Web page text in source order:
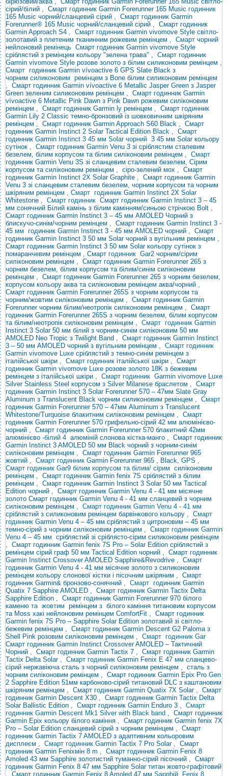
сірий/білий , Смарт годинник Garmin Forerunner 165 Music годинник
165 Music чорний/сланцевий сірий , Смарт годинник Garmin
Forerunner® 165 Music чорний/сланцевий сірий , Смарт годинник
Garmin Approach S4 , Смарт годинник Garmin vivomove Style світло-
золотавий з плетеним тканинним рожевим ремінцем , Смарт чорний
нейлоновий ремінець Смарт годинник Garmin vivomove Style
сріблястий з ремінцем кольору "зелена трава" , Смарт годинник
Garmin vivomove Style розове золото з білим силиконовим ремінцем ,
Смарт годинник Garmin vívoactive 6 GPS Slate Black з
чорним силиконовим ремінцем з Bone білим силиконовим ремінцем
, Смарт годинник Garmin vívoactive 6 Metallic Jasper Green з Jasper
Green зеленим силиконовим ремінцем , Смарт годинник Garmin
vívoactive 6 Metallic Pink Dawn з Pink Dawn рожевим силіконовим
ремінцем , Смарт годинник Garmin ly ремінцем , Смарт годинник
Garmin Lily 2 Classic темно-бронзовий із шовковичним шкіряним
ремінцем , Смарт годинник Garmin Approach S60 Black , Смарт
годинник Garmin Instinct 2 Solar Tactical Edition Black , Смарт
годинник Garmin Instinct 3 45 мм Solar чорний 3 45 мм Solar кольору
сутінок , Смарт годинник Garmin Venu 3 зі сріблястим сталевим
безелем, білим корпусом та білим силіконовим ремінцем , Смарт
годинник Garmin Venu 3S зі сланцевим сталевим безелем, Сірим
корпусом та силіконовим ремінцем , сіро-зелений мох , Смарт
годинник Garmin Instinct 2X Solar Graphite , Смарт годинник Garmin
Venu 3 зі сланцевим сталевим безелем, чорним корпусом та чорним
шкіряним ремінцем , Смарт годинник Garmin Instinct 2X Solar
Whitestone , Смарт годинник Смарт годинник Garmin Instinct 3 – 45
мм сонячний Білий камінь з білим камінням/синьою стрічкою Bolt ,
Смарт годинник Garmin Instinct 3 – 45 мм AMOLED Чорний з
блискучо-синім/чорним ремінцем , Смарт годинник Garmin Instinct 3 -
45 мм годинник Garmin Instinct 3 - 45 мм AMOLED чорний , Смарт
годинник Garmin Instinct 3 50 мм Solar чорний з вугільним ремінцем ,
Смарт годинник Garmin Instinct 3 50 мм Solar кольору сутінок з
помаранчевим ремінцем , Смарт годинник Gar2 чорним/сірим
силіконовим ремінцем , Смарт годинник Garmin Forerunner 265 з
чорним безелем, білим корпусом та білим/синім силіконовим
ремінцем , Смарт годинник Garmin Forerunner 265 з чорним безелем,
корпусом кольору аква та силіконовим ремінцем аква/чорний ,
Смарт годинник Garmin Forerunner 265S з чорним корпусом та
чорним/жовтим силіконовим ремінцем , Смарт годинник Garmin
Forerunner чорним білим/неотропік силіконовим ремінцем , Смарт
годинник Garmin Forerunner 265S з чорним безелем, білим корпусом
та білим/неотропік силіконовим ремінцем , Смарт годинник Garmin
Instinct 3 Solar 50 мм білий з чорним-синім силіконовим 50 мм
AMOLED Neo Tropic з Twilight Band , Смарт годинник Garmin Instinct
3 – 50 мм AMOLED чорний з вугільним ремінцем , Смарт годинник
Garmin vivomove Luxe сріблястий з темно-синім ремінцем з
італійської шкіри , Смарт годинник італійської шкіри , Смарт
годинник Garmin vivomove Luxe розове золото 18K з бежевим
ремінцем з італійської шкіри , Смарт годинник Garmin vivomove Luxe
Silver Stainless Steel корпусом з Silver Milanese браслетом , Смарт
годинник Garmin Instinct 3 Solar Forerunner 570 – 47мм Slate Gray
Aluminum з Translucent Black чорним силиконовим ремінцем , Смарт
годинник Garmin Forerunner 570 – 47мм Aluminum з Translucent
Whitestone/Turquoise блакитним силіконовим ремінцем , Смарт
годинник Garmin Forerunner 570 грифельно-сірий 42 мм алюмінієво-
чорний , Смарт годинник Garmin Forerunner 570 блакитний 42мм
алюмінієво -білий 4 алюміній слонова кістка-манго , Смарт годинник
Garmin Instinct 3 AMOLED 50 мм Black чорний з чорним-синім
силіконовим ремінцем , Смарт годинник Garmin Forerunner 965
жовтий , Смарт годинник Garmin Forerunner 965 , Black, GPS ,
Смарт годинник Gar9 білим корпусом та білим/ сірим силіконовим
ремінцем , Смарт годинник Garmin fenix 7S сріблястий з білим
ремінцем , Смарт годинник Garmin Instinct 3 Solar 50 мм Tactical
Edition чорний , Смарт годинник Garmin Venu 4 - 41 мм місячне
золото Смарт годинник Garmin Venu 4 - 41 мм сланцевий з чорним
силіконовим ремінцем , Смарт годинник Garmin Venu 4 - 41 мм
сріблястий з силиконовим ремінцем барвінкового кольору , Смарт
годинник Garmin Venu 4 – 45 мм сріблястий з цитроновим – 45 мм
темно-сірий з чорним силіконовим ремінцем , Смарт годинник Garmin
Venu 4 – 45 мм сріблястий зі сріблясто-сірим силиконовим ремінцем
, Смарт годинник Garmin fenix 7S Pro – Solar Edition сріблястий з
ремінцем сірий граф 50 мм Tactical Edition чорний , Смарт годинник
Garmin Instinct Crossover AMOLED Sapphire&Revodrive , Смарт
годинник Garmin Venu 4 - 41 мм місячне золото з силиконовим
ремінцем кольору слонової кістки і пісочним шкіряним , Смарт
годинник Garmin& бронзово-сонячний , Смарт годинник Garmin
Quatix 7 Sapphire AMOLED , Смарт годинник Garmin Tactix Delta
Sapphire Edition , Смарт годинник Garmin Forerunner 970 білого
каменю та жовтим ремінцем з білого каміння титановим корпусом
та Moss хакі нейлоновим ремінцем ComfortFit , Смарт годинник
Garmin fenix 7S Pro – Sapphire Solar Edition золотавий зі світло-
бежевим ремінцем , Смарт годинник Garmin Descent G2 Paloma з
Shell Pink розовим силіконовим ремінцем , Смарт годинник Gar
Смарт годинник Garmin Instinct Crossover AMOLED – Тактичний
Чорний , Смарт годинник Garmin Tactix 7 , Смарт годинник Garmin
Tactix Delta Solar , Смарт годинник Garmin Fenix ​​E 47 мм сланцево-
сірий нержавіюча сталь з чорний силіконовим ремінцем , сталь з
чорним силіконовим ремінцем , Смарт годинник Garmin Epix Pro Gen
2 Sapphire Edition 51мм карбоново-сірий титановий DLC з каштановим
шкіряним ремінцем , Смарт годинник Garmin Quatix 7X Solar , Смарт
годинник Garmin Descent X30 , Смарт годинник Garmin Tactix Delta
Solar Ballistic Edition , Смарт годинник Garmin Enduro 3 , Смарт
годинник Garmin Descent Mk1 Silver with Black band , Смарт годинник
Garmin Epix кольору білого каміння , Смарт годинник Garmin fenix 7X
Pro – Solar Edition сланцевий сірий з чорним ремінцем , Смарт
годинник Garmin Tactix 7 AMOLED з адаптивним кольоровим
дисплеєм , Смарт годинник Garmin Tactix 7 Pro Solar , Смарт
годинник Garmin Fenixмін 8 m , Смарт годинник Garmin Fenix ​​8
Amoled 43 мм Sapphire золотистий туманно-сірий пісочний , Смарт
годинник Garmin Fenix ​​8 47 мм Sapphire Solar титан жовто-графітовий
, Смарт годинник Garmin Fenix ​​8 Amoled 47 мм Sapphiй Fenix ​​8